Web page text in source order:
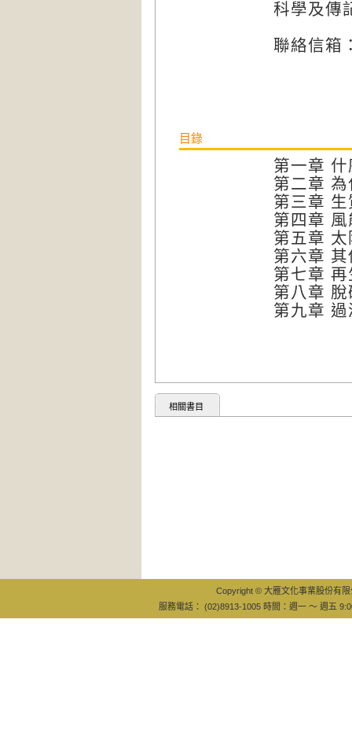
科學及傳
聯絡信箱
目錄
第一章
第二章
第三章
第四章 風
第五章 太
第六章
第七章
第八章
第九章
相關書目
Copyright © 大雁文化事業股份有
服務電話： (02)8913-1005 時間：週一 ～ 週五